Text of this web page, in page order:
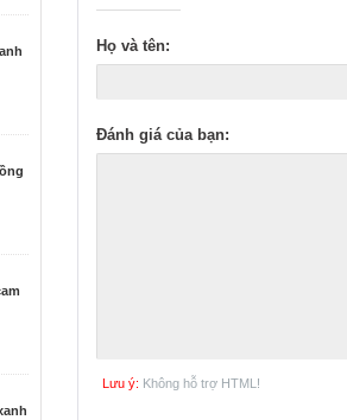
Họ và tên:
Đánh giá của bạn:
Lưu ý: Không hỗ trợ HTML!